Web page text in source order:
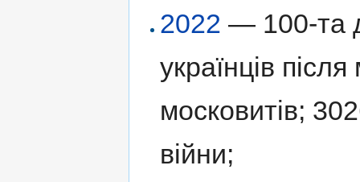
2022 — 100-та
українців
московитів;
війни;